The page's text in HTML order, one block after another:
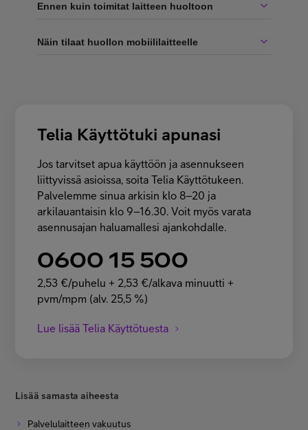
Ennen kuin toimitat laitteen huoltoon
Näin tilaat huollon mobiililaitteelle
Telia Käyttötuki apunasi
Jos tarvitset apua käyttöön ja asennukseen
liittyvissä asioissa, soita Telia Käyttötukeen.
Palvelemme sinua arkisin klo 8–20 ja
arkilauantaisin klo 9–16.30. Voit myös varata
asennusajan haluamallesi ajankohdalle.
0600 15 500
2,53 €/puhelu + 2,53 €/alkava minuutti +
pvm/mpm (alv. 25,5 %)
Lue lisää Telia Käyttötuesta
Lisää samasta aiheesta
Palvelulaitteen vakuutus